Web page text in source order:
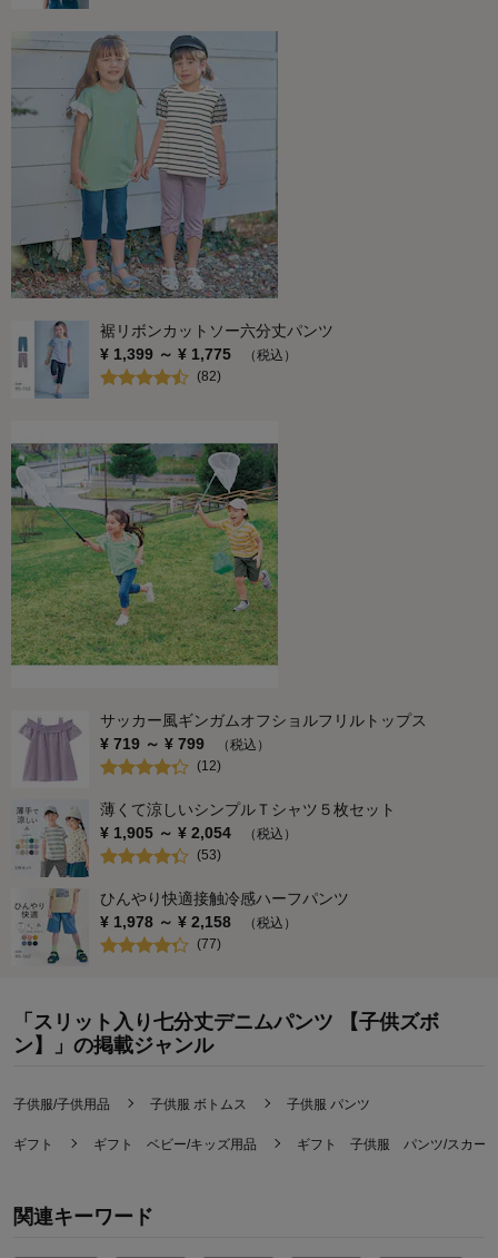
裾リボンカットソー六分丈パンツ
¥ 1,399 ～ ¥ 1,775
（税込）
(82)
サッカー風ギンガムオフショルフリルトップス
¥ 719 ～ ¥ 799
（税込）
(12)
薄くて涼しいシンプルＴシャツ５枚セット
¥ 1,905 ～ ¥ 2,054
（税込）
(53)
ひんやり快適接触冷感ハーフパンツ
¥ 1,978 ～ ¥ 2,158
（税込）
(77)
「スリット入り七分丈デニムパンツ 【子供ズボ
ン】」の掲載ジャンル
子供服/子供用品 子供服 ボトムス 子供服 パンツ
ギフト ギフト ベビー/キッズ用品 ギフト 子供服 パンツ/スカー
関連キーワード